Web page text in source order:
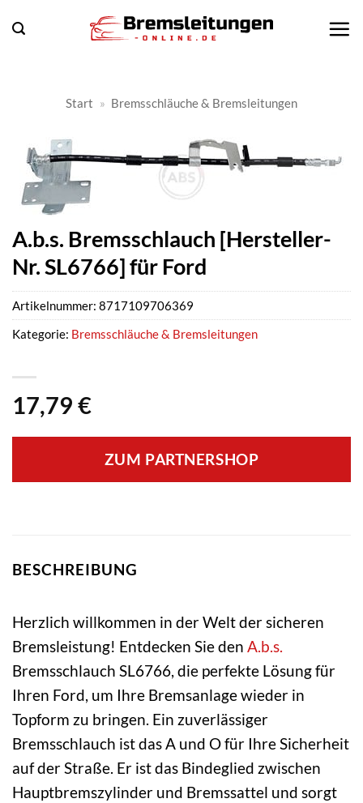
Inhalt
Start » Bremsschläuche & Bremsleitungen
A.b.s. Bremsschlauch [Hersteller-
Nr. SL6766] für Ford
17,79 €
ZUM PARTNERSHOP
Artikelnummer: 8717109706369
Kategorie: Bremsschläuche & Bremsleitungen
BESCHREIBUNG
Herzlich willkommen in der Welt der sicheren
Bremsleistung! Entdecken Sie den A.b.s.
Bremsschlauch SL6766, die perfekte Lösung für
Ihren Ford, um Ihre Bremsanlage wieder in
Topform zu bringen. Ein zuverlässiger
Bremsschlauch ist das A und O für Ihre Sicherheit
auf der Straße. Er ist das Bindeglied zwischen
Hauptbremszylinder und Bremssattel und sorgt